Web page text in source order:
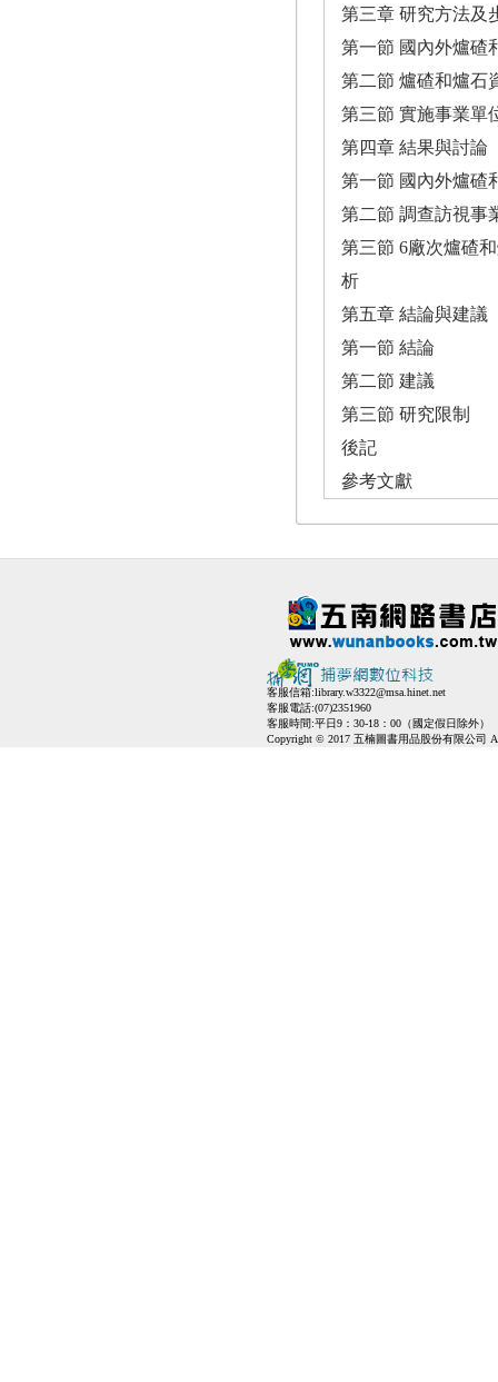
第三章 研究方法及
第一節 國內外爐碴
第二節 爐碴和爐石
第三節 實施事業單
第四章 結果與討論
第一節 國內外爐碴
第二節 調查訪視事
第三節 6廠次爐碴
析
第五章 結論與建議
第一節 結論
第二節 建議
第三節 研究限制
後記
參考文獻
客服信箱:library.w3322@msa.hinet.net
客服電話:(07)2351960
客服時間:平日9：30-18：00（國定假日除外）
Copyright © 2017 五楠圖書用品股份有限公司